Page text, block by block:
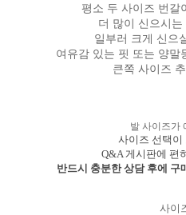
평소 두 사이즈 번갈
더 많이 신으시는
일부러 크게 신으
여유감 있는 핏 또는 양말
큰쪽 사이즈
발 사이즈가
사이즈 선택이
Q&A 게시판에 편
반드시 충분한 상담 후에 구
사이